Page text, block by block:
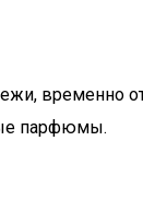
временно
парфюмы.